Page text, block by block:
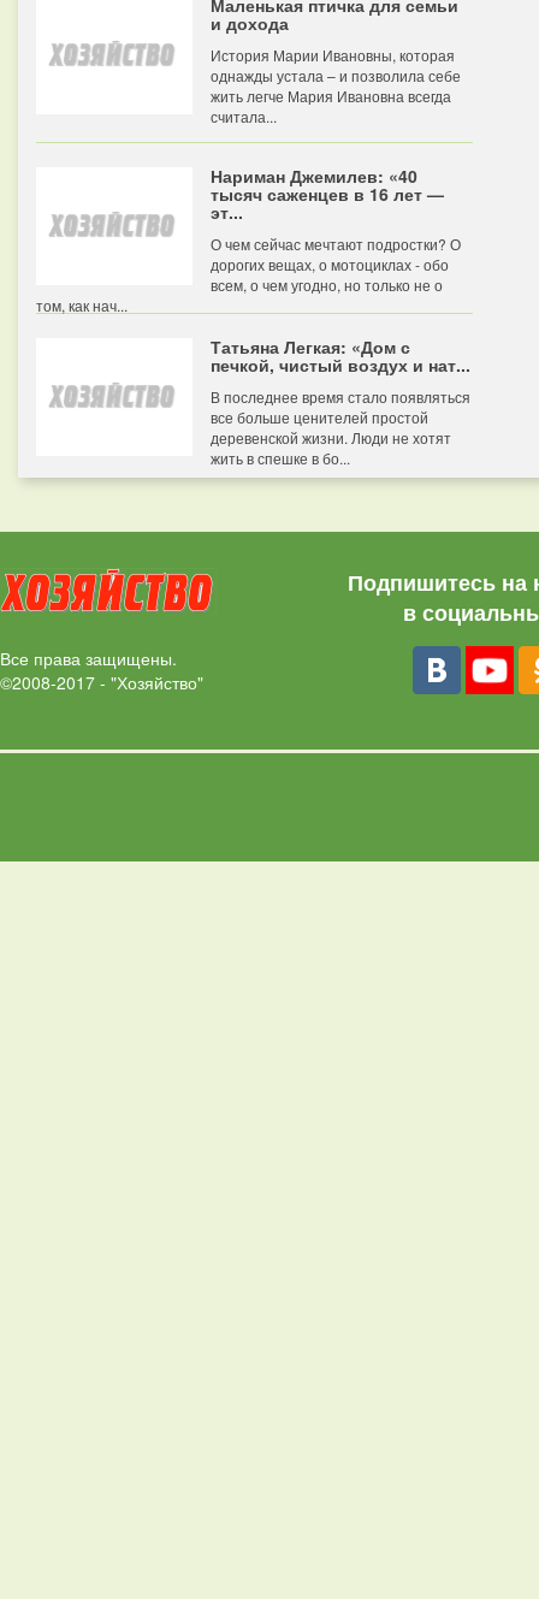
Маленькая птичка для семьи
и дохода
История Марии Ивановны, которая
однажды устала – и позволила себе
жить легче Мария Ивановна всегда
считала...
Нариман Джемилев: «40
тысяч саженцев в 16 лет —
эт...
О чем сейчас мечтают подростки? О
дорогих вещах, о мотоциклах - обо
всем, о чем угодно, но только не о
том, как нач...
Татьяна Легкая: «Дом с
печкой, чистый воздух и нат...
В последнее время стало появляться
все больше ценителей простой
деревенской жизни. Люди не хотят
жить в спешке в бо...
Все права защищены.
©2008-2017 - "Хозяйство"
Подпишитесь на
в